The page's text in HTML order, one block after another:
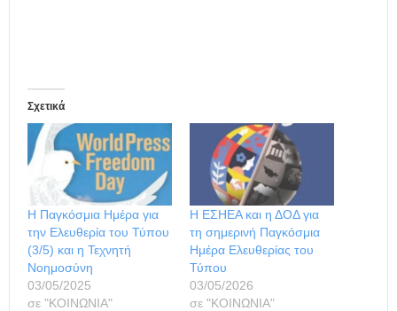
Σχετικά
Η Παγκόσμια Ημέρα για
την Ελευθερία του Τύπου
(3/5) και η Τεχνητή
Νοημοσύνη
03/05/2025
σε "ΚΟΙΝΩΝΙΑ"
Η ΕΣΗΕΑ και η ΔΟΔ για
τη σημερινή Παγκόσμια
Ημέρα Ελευθερίας του
Τύπου
03/05/2026
σε "ΚΟΙΝΩΝΙΑ"